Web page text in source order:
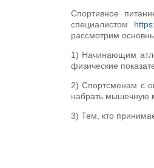
Спортивное
специалистом
рассмотрим
1) Начинающим
физические
2) Спортсменам с
набрать мышечную
3) Тем, кто